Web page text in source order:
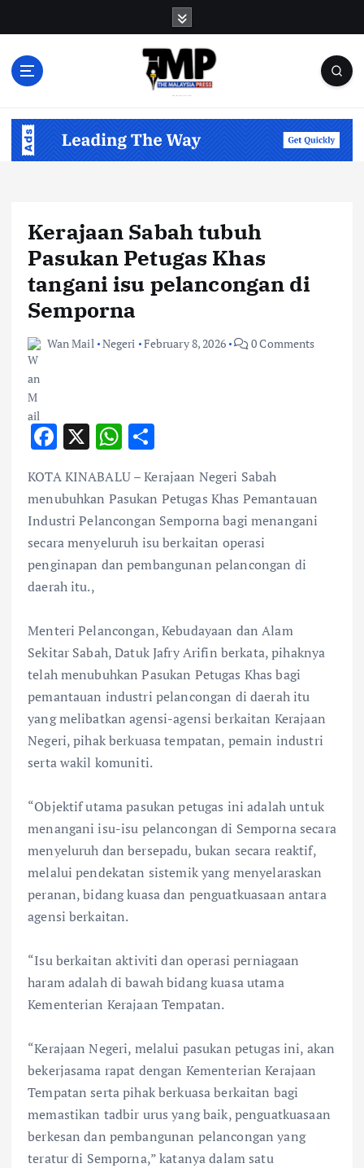
Kerajaan Sabah tubuh
Pasukan Petugas Khas
tangani isu pelancongan di
Semporna
Wan Mail Negeri February 8, 2026 0 Comments
F
e
b
o
o
k
X W
at
s
A
p
ar
e
KOTA KINABALU – Kerajaan Negeri Sabah
menubuhkan Pasukan Petugas Khas Pemantauan
Industri Pelancongan Semporna bagi menangani
secara menyeluruh isu berkaitan operasi
penginapan dan pembangunan pelancongan di
daerah itu.,
Menteri Pelancongan, Kebudayaan dan Alam
Sekitar Sabah, Datuk Jafry Arifin berkata, pihaknya
telah menubuhkan Pasukan Petugas Khas bagi
pemantauan industri pelancongan di daerah itu
yang melibatkan agensi-agensi berkaitan Kerajaan
Negeri, pihak berkuasa tempatan, pemain industri
serta wakil komuniti.
“Objektif utama pasukan petugas ini adalah untuk
menangani isu-isu pelancongan di Semporna secara
menyeluruh dan bersepadu, bukan secara reaktif,
melalui pendekatan sistemik yang menyelaraskan
peranan, bidang kuasa dan penguatkuasaan antara
agensi berkaitan.
“Isu berkaitan aktiviti dan operasi perniagaan
haram adalah di bawah bidang kuasa utama
Kementerian Kerajaan Tempatan.
“Kerajaan Negeri, melalui pasukan petugas ini, akan
bekerjasama rapat dengan Kementerian Kerajaan
Tempatan serta pihak berkuasa berkaitan bagi
memastikan tadbir urus yang baik, penguatkuasaan
berkesan dan pembangunan pelancongan yang
teratur di Semporna,” katanya dalam satu